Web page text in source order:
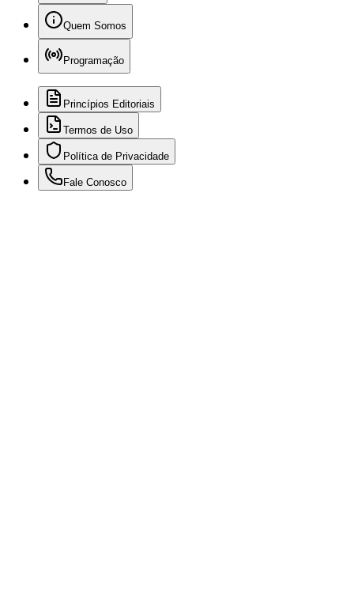
Quem Somos
Programação
Princípios Editoriais
Termos de Uso
Política de Privacidade
Fale Conosco